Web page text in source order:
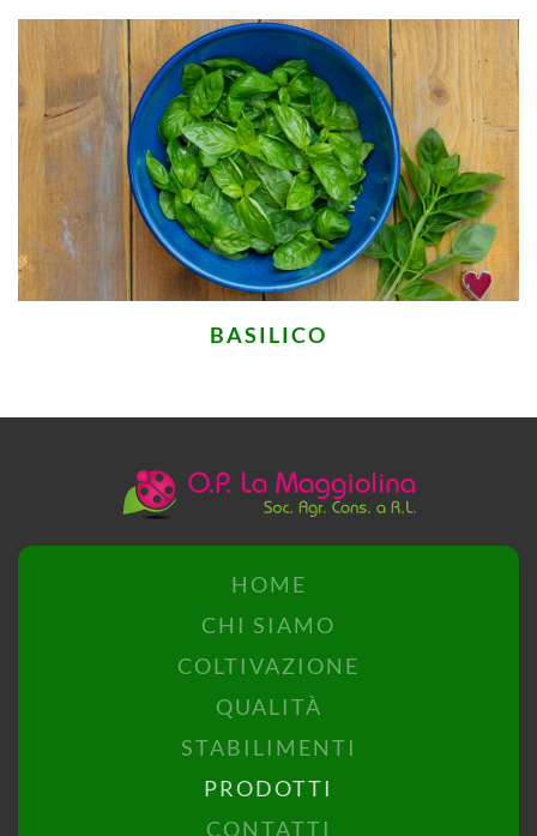
BASILICO
HOME
CHI SIAMO
COLTIVAZIONE
QUALITÀ
STABILIMENTI
PRODOTTI
CONTATTI